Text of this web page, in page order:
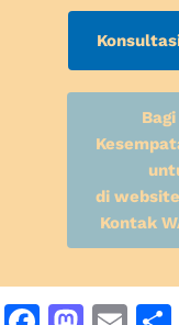
di
Kontak